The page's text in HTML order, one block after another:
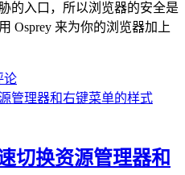
的入口，所以浏览器的安全是
Osprey 来为你的浏览器加上
论
切换资源管理器和